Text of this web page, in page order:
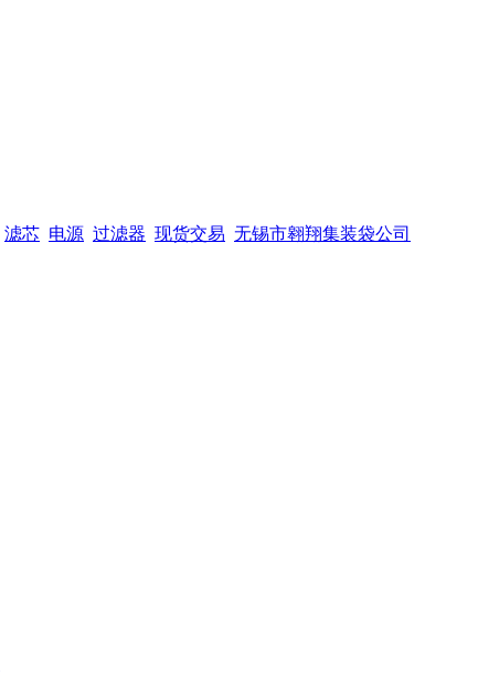
滤芯 电源 过滤器 现货交易 无锡市翱翔集装袋公司